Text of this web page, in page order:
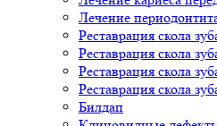
Лечение
Реставрация скола
Реставрация скола
Реставрация скола
Реставрация скола
Билдап